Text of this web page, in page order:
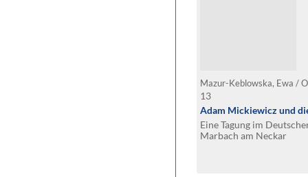
Mazur-Keblowska, Ewa /
13
Adam Mickiewicz und
Eine Tagung im
Marbach am Neckar